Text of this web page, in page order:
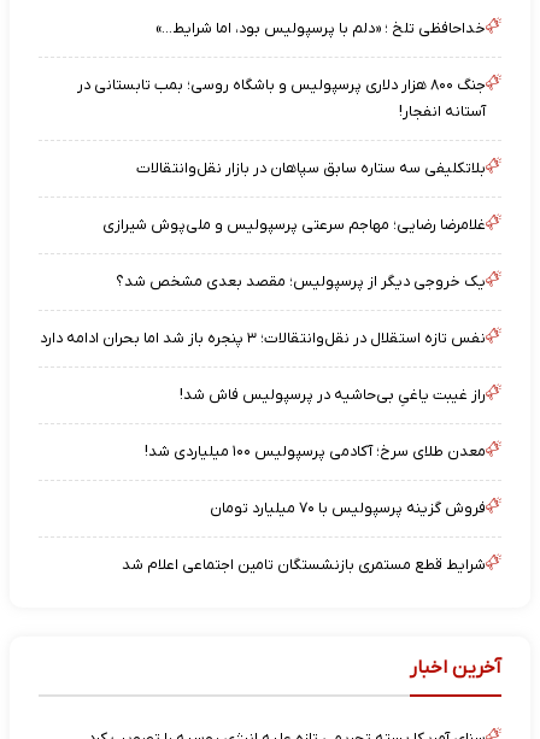
خداحافظی تلخ ؛ «دلم با پرسپولیس بود، اما شرایط…»
جنگ ۸۰۰ هزار دلاری پرسپولیس و باشگاه روسی؛ بمب تابستانی در
آستانه انفجار!
بلاتکلیفی سه ستاره سابق سپاهان در بازار نقل‌وانتقالات
غلامرضا رضایی؛ مهاجم سرعتی پرسپولیس و ملی‌پوش شیرازی
یک خروجی دیگر از پرسپولیس؛ مقصد بعدی مشخص شد؟
نفس تازه استقلال در نقل‌وانتقالات؛ ۳ پنجره باز شد اما بحران ادامه دارد
راز غیبت یاغیِ بی‌حاشیه در پرسپولیس فاش شد!
معدن طلای سرخ؛ آکادمی پرسپولیس ۱۰۰ میلیاردی شد!
فروش گزینه پرسپولیس با ۷۰ میلیارد تومان
شرایط قطع مستمری بازنشستگان تامین اجتماعی اعلام شد
آخرین اخبار